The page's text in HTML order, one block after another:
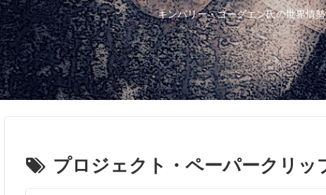
キンバリー・ゴーグエン氏の世界情
プロジェクト・ペーパークリッ